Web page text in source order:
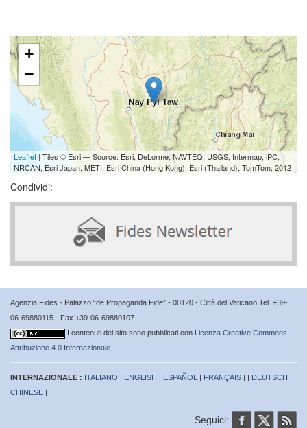
+
−
Leaflet | Tiles © Esri — Source: Esri, DeLorme, NAVTEQ, USGS, Intermap, iPC,
NRCAN, Esri Japan, METI, Esri China (Hong Kong), Esri (Thailand), TomTom, 2012
Condividi:
Agenzia Fides - Palazzo “de Propaganda Fide” - 00120 - Città del Vaticano Tel. +39-
06-69880115 - Fax +39-06-69880107
I contenuti del sito sono pubblicati con Licenza Creative Commons
Attribuzione 4.0 Internazionale
INTERNAZIONALE : ITALIANO | ENGLISH | ESPAÑOL | FRANÇAIS | | DEUTSCH |
CHINESE |
Seguici: